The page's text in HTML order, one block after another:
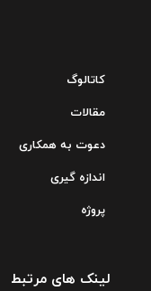
کاتالوگ
مقالات
دعوت به همکاری
اندازه گیری
پروژه
لینک های مرتبط